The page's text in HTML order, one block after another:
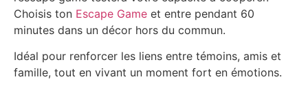
Choisis ton Escape Game et entre pendant 60
minutes dans un décor hors du commun.
Idéal pour renforcer les liens entre témoins, amis et
famille, tout en vivant un moment fort en émotions.